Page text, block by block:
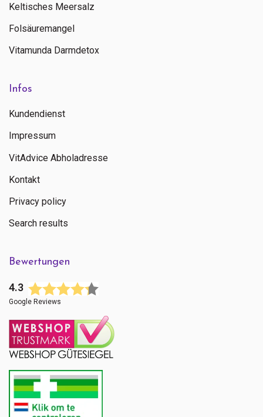
Keltisches Meersalz
Folsäuremangel
Vitamunda Darmdetox
Infos
Kundendienst
Impressum
VitAdvice Abholadresse
Kontakt
Privacy policy
Search results
Bewertungen
4.3
Google Reviews